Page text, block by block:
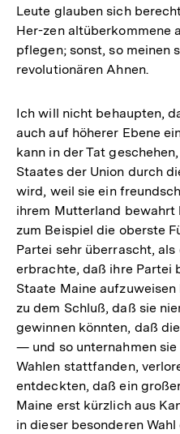
Leute glauben sich
Her-zen altüberkommene
pflegen; sonst, so meinen
revolutionären Ahnen.
Ich will nicht behaupten,
auch auf höherer Ebene
kann in der Tat
Staates der Union durch
wird, weil sie ein
ihrem Mutterland bewahrt
zum Beispiel die oberste
Partei sehr überrascht,
erbrachte, daß ihre Partei
Staate Maine
zu dem Schluß, daß sie
gewinnen könnten, daß
— und so unternahmen sie
Wahlen stattfanden,
entdeckten, daß ein
Maine erst kürzlich aus
in dieser besonderen